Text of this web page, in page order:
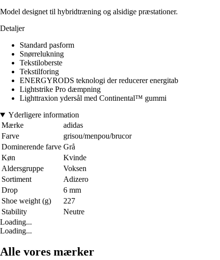
Model designet til hybridtræning og alsidige præstationer.
Detaljer
Standard pasform
Snørrelukning
Tekstiloberste
Tekstilforing
ENERGYRODS teknologi der reducerer energitab
Lightstrike Pro dæmpning
Lighttraxion ydersål med Continental™ gummi
Yderligere information
Mærke
adidas
Farve
grisou/menpou/brucor
Dominerende farve Grå
Køn
Kvinde
Aldersgruppe
Voksen
Sortiment
Adizero
Drop
6 mm
Shoe weight (g)
227
Stability
Neutre
Loading...
Loading...
Alle vores mærker